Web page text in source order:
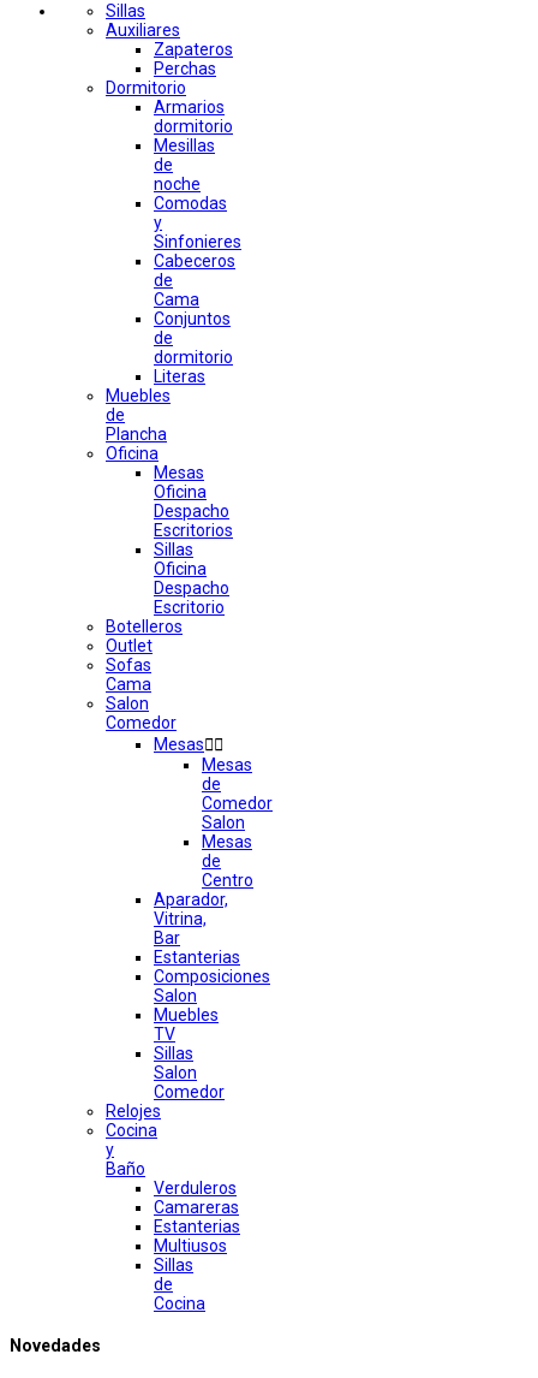
Sillas
Auxiliares
Zapateros
Perchas
Dormitorio
Armarios
dormitorio
Mesillas
de
noche
Comodas
y
Sinfonieres
Cabeceros
de
Cama
Conjuntos
de
dormitorio
Literas
Muebles
de
Plancha
Oficina
Mesas
Oficina
Despacho
Escritorios
Sillas
Oficina
Despacho
Escritorio
Botelleros
Outlet
Sofas
Cama
Salon
Comedor
Mesas
Mesas
de
Comedor
Salon
Mesas
de
Centro
Aparador,
Vitrina,
Bar
Estanterias
Composiciones
Salon
Muebles
TV
Sillas
Salon
Comedor
Relojes
Cocina
y
Baño
Verduleros
Camareras
Estanterias
Multiusos
Sillas
de
Cocina
Novedades